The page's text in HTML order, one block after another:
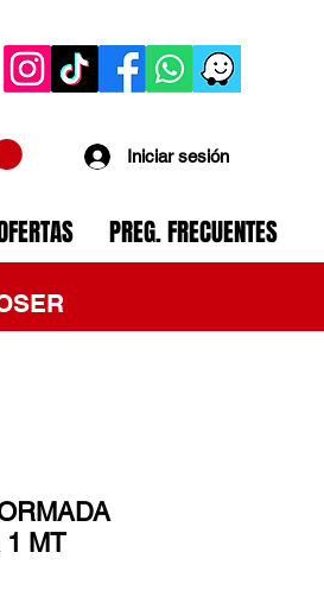
Iniciar sesión
PREG. FRECUENTES
1 MT